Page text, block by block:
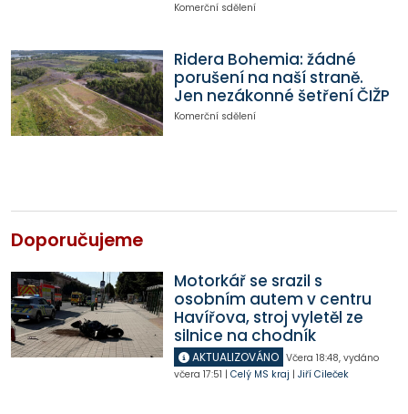
Komerční sdělení
Ridera Bohemia: žádné
porušení na naší straně.
Jen nezákonné šetření ČIŽP
Komerční sdělení
Doporučujeme
Motorkář se srazil s
osobním autem v centru
Havířova, stroj vyletěl ze
silnice na chodník
AKTUALIZOVÁNO Včera 18:48, vydáno
včera 17:51 | Celý MS kraj | Jiří Cileček